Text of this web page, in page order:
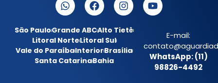
São PauloGrande ABCAlto Tietê
Litoral NorteLitoral Sul
Vale do ParaíbaInteriorBrasília
Santa CatarinaBahia
E-mail:
WhatsApp: (11)
98826-4492